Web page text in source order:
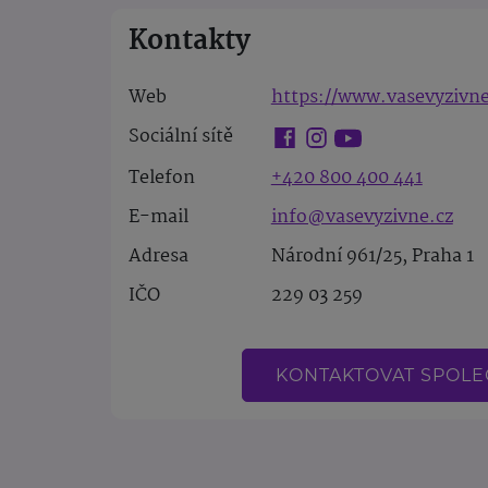
Kontakty
Web
https://
Sociální sítě
Telefon
+420 800 400 441
E-mail
info@vasevyzivne.cz
Adresa
Národní 961/25, Praha 1
IČO
229 03 259
KONTAKTOVAT